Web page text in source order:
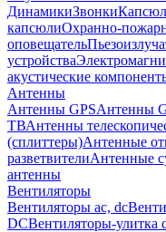
ДинамикиЗвонки
капсюлиОхранно-
оповещатель
устройства
акустические
Антенны
Антенны GPSАнтенны
ТВАнтенны
(сплиттеры)Антенные
разветвителиАнтенные
антенны
Вентиляторы
Вентиляторы ac, dc
DCВентиляторы-улитка